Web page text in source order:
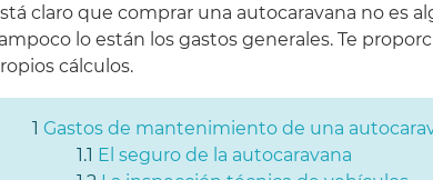
claro que comprar una autocaravana no es
lo están los gastos generales. Te
cálculos.
Gastos de mantenimiento de una
El seguro de la autocaravana